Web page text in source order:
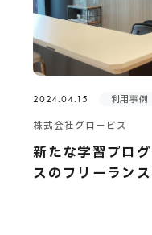
2024.04.15 利用事例
株式会社グロービス
新たな学習プロ
スのフリーラン